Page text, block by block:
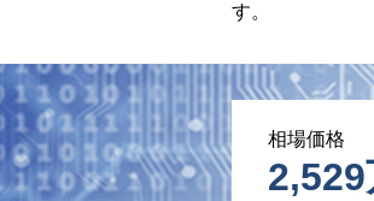
す。
相場価格
2,529